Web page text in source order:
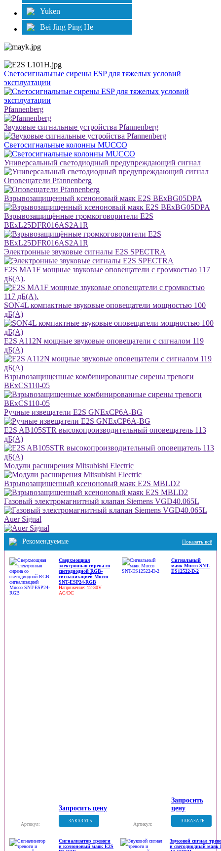
Yuken
Bei Jing Ping He
Светосигнальные сирены ESP для тяжелых условий
эксплуатации
Pfannenberg
Звуковые сигнальные устройства Pfannenberg
Светосигнальные колонны MUCCO
Универсальный светодиодный предупреждающий сигнал
Оповещатели Pfannenberg
Взрывозащищенный ксеноновый маяк E2S BExBG05DPA
Взрывозащищённые громкоговорители E2S
BExL25DFR016AS2A1R
Электронные звуковые сигналы E2S SPECTRA
E2S MA1F мощные звуковые оповещатели с громкостью 117
дБ(A).
SON4L компактные звуковые оповещатели мощностью 100
дБ(А)
E2S A112N мощные звуковые оповещатели с сигналом 119
дБ(A)
Взрывозащищенные комбинированные сирены тревоги
BExCS110-05
Ручные извещатели E2S GNExCP6A-BG
E2S AB105STR высокопроизводительный оповещатель 113
дБ(A)
Модули расширения Mitsubishi Electric
Взрывозащищенный ксеноновый маяк E2S MBLD2
Газовый электромагнитный клапан Siemens VGD40.065L
Auer Signal
Рекомендуемые Показать всё
Артикул:
Сверхмощная
электронная сирена со
светодиодной RGB-
сигнализацией Mucco
SNT-ESP24-RGB
Напряжение: 12-30V
AC/DC
Запросить цену
ЗАКАЗАТЬ
Артикул:
Сигнальный
маяк Mucco SNT-
ES12522-D-2
Запросить
цену
ЗАКАЗАТЬ
Сигнализатор тревоги
и ксеноновый маяк E2S
Звуковой сигнал
и светодиодный маяк